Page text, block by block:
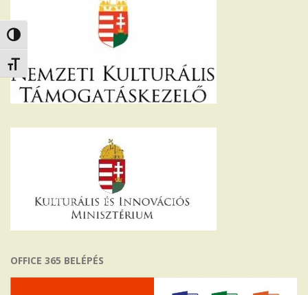
Nagy kontraszt váltása
Betűméret váltása
OFFICE 365 BELÉPÉS